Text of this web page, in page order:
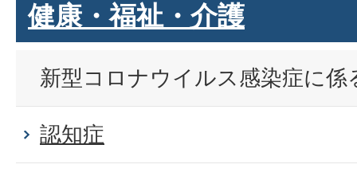
健康・福祉・介護
新型コロナウイルス感染症に係
認知症